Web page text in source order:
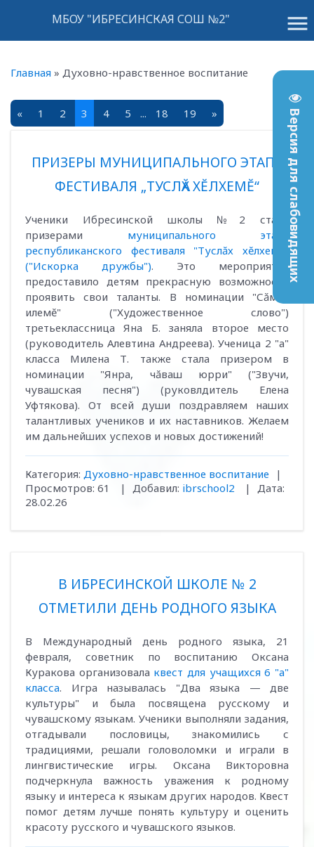
Версия для слабовидящих
menu
МБОУ "ИБРЕСИНСКАЯ СОШ №2"
Главная » Духовно-нравственное воспитание
« 1 2 3 4 5 ... 18 19 »
ПРИЗЕРЫ МУНИЦИПАЛЬНОГО ЭТАПА
ФЕСТИВАЛЯ „ТУСЛӐХ ХӖЛХЕМӖ“
Ученики Ибресинской школы №2 стали
призерами муниципального этапа
республиканского фестиваля "Туслӑх хӗлхемӗ"
("Искорка дружбы"). Это мероприятие
предоставило детям прекрасную возможность
проявить свои таланты. В номинации "Сӑмах
илемӗ" ("Художественное слово")
третьеклассница Яна Б. заняла второе место
(руководитель Алевтина Андреева). Ученица 2 "а"
класса Милена Т. также стала призером в
номинации "Янра, чӑваш юрри" ("Звучи,
чувашская песня") (руковлдитель Елена
Уфтякова). От всей души поздравляем наших
талантливых учеников и их наставников. Желаем
им дальнейших успехов и новых достижений!
Категория: Духовно-нравственное воспитание
|
Просмотров: 61 | Добавил: ibrschool2 |
Дата:
28.02.26
В ИБРЕСИНСКОЙ ШКОЛЕ № 2
ОТМЕТИЛИ ДЕНЬ РОДНОГО ЯЗЫКА
В Международный день родного языка, 21
февраля, советник по воспитанию Оксана
Куракова организовала квест для учащихся 6 "а"
класса. Игра называлась "Два языка — две
культуры" и была посвящена русскому и
чувашскому языкам. Ученики выполняли задания,
отгадывали пословицы, знакомились с
традициями, решали головоломки и играли в
лингвистические игры. Оксана Викторовна
подчеркнула важность уважения к родному
языку и интереса к языкам других народов. Квест
помог детям лучше понять культуру и оценить
красоту русского и чувашского языков.